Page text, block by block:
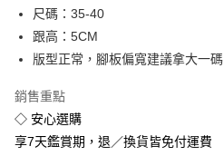
悠遊付
Google Pay
全盈+PAY
運送方式
尺碼：35-40
跟高：5CM
版型正常，腳板偏寬建議拿大一碼
銷售重點
◇ 安心選購
享7天鑑賞期，退／換貨皆免付運費